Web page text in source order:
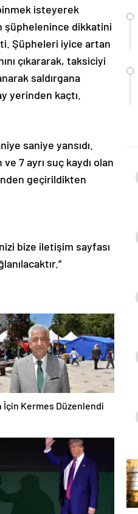
isteyerek
şüphelenince dikkatini
Şüpheleri iyice artan
çıkararak, taksiciyi
saldırgana
yerinden kaçtı.
saniye yansıdı.
7 ayrı suç kaydı olan
geçirildikten
bize iletişim sayfası
İçin Kermes Düzenlendi